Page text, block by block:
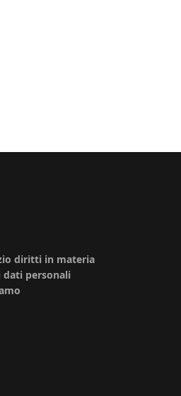
diritti in materia
dati personali